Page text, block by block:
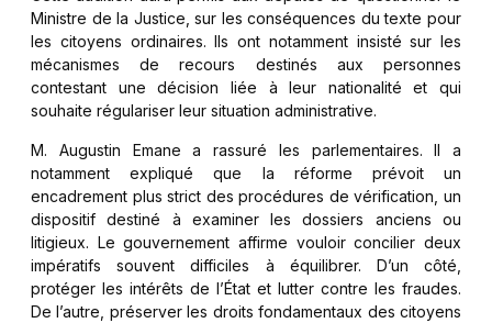
Ministre de la Justice, sur les conséquences du texte pour
les citoyens ordinaires. Ils ont notamment insisté sur les
mécanismes de recours destinés aux personnes
contestant une décision liée à leur nationalité et qui
souhaite régulariser leur situation administrative.
M. Augustin Emane a rassuré les parlementaires. Il a
notamment expliqué que la réforme prévoit un
encadrement plus strict des procédures de vérification, un
dispositif destiné à examiner les dossiers anciens ou
litigieux. Le gouvernement affirme vouloir concilier deux
impératifs souvent difficiles à équilibrer. D’un côté,
protéger les intérêts de l’État et lutter contre les fraudes.
De l’autre, préserver les droits fondamentaux des citoyens